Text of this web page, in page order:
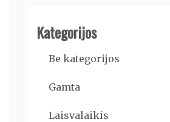
Kategorijos
Be kategorijos
Gamta
Laisvalaikis